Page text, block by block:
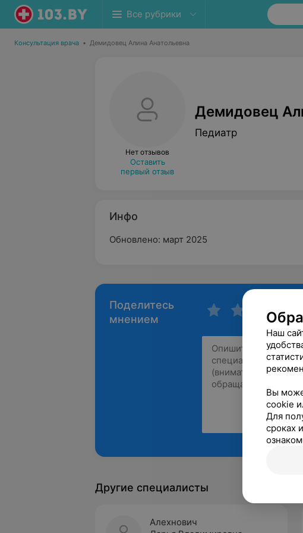
Все рубрики
Консультация врача • Демидовец Алина Анатольевна
Нет отзывов
Оставить
первый отзыв
Демидовец
Педиатр
Инфо
Обновлено: март 2025
Поделитесь
мнением
Другие специалисты
Алехнович
Наш
Вы
cookie
Для
сроках